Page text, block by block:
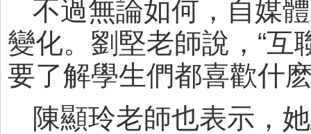
不過無論如何，自媒
變化。劉堅老師說，“
要了解學生們都喜歡什
陳顯玲老師也表示，